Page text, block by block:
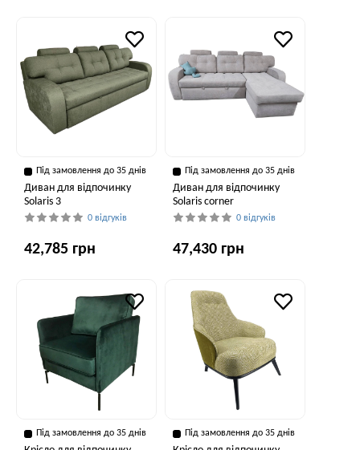
Під замовлення до 35 днів
Диван для відпочинку
Solaris 3
0 відгуків
42,785 грн
Під замовлення до 35 днів
Диван для відпочинку
Solaris corner
0 відгуків
47,430 грн
Під замовлення до 35 днів Під замовлення до 35 днів